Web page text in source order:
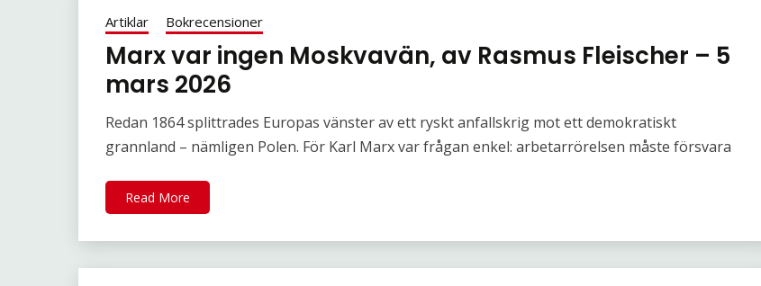
Artiklar Bokrecensioner
Marx var ingen Moskvavän, av Rasmus Fleischer – 5
mars 2026
Redan 1864 splittrades Europas vänster av ett ryskt anfallskrig mot ett demokratiskt
grannland – nämligen Polen. För Karl Marx var frågan enkel: arbetarrörelsen måste försvara
Read More